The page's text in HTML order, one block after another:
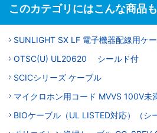
このカテゴリにはこんな商品
SUNLIGHT SX LF 電子機器配線用ケ
OTSC(U) UL20620 シールド付
SCICシリーズ ケーブル
マイクロホン用コード MVVS 100V未
BIOケーブル（UL LISTED対応）（シ